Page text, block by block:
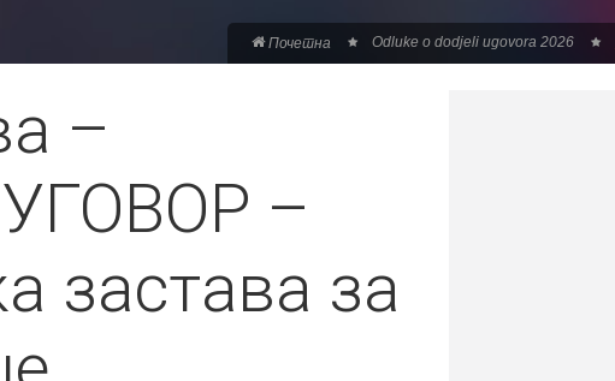
Почетна Odluke o dodjeli ugovora 2026
–
–
застава за